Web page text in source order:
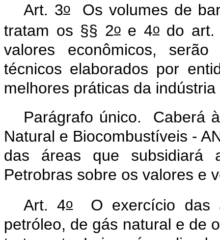
Art. 3oOs volumes de
tratam os §§ 2oe 4odo art.
valores econômicos,
técnicos elaborados por
melhores práticas da
Parágrafo único. Caberá
Natural e Biocombustíveis -
das áreas que subsidiará
Petrobras sobre os valores e
Art. 4oO exercício das
petróleo, de gás natural e de